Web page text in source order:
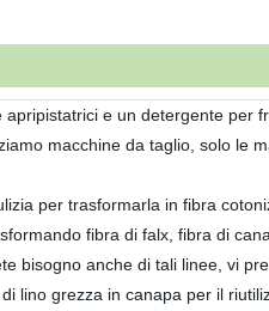
e un detergente
macchine da taglio, solo le
per trasformarla in fibra
fibra di falx, fibra di
bisogno anche di tali linee, vi
lino grezza in canapa per il